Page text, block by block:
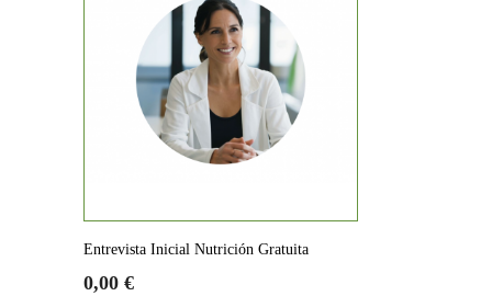
Entrevista Inicial Nutrición Gratuita
Precio
Precio
0,00 €